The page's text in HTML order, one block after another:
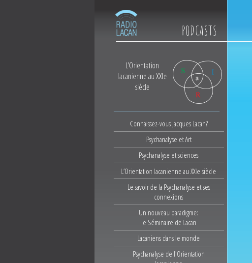
PODCASTS
L’Orientation
lacanienne au XXIe
siècle
Connaissez-vous Jacques Lacan?
Psychanalyse et Art
Psychanalyse et sciences
L’Orientation lacanienne au XXIe siècle
Le savoir de la Psychanalyse et ses
connexions
Un nouveau paradigme:
le Séminaire de Lacan
Lacaniens dans le monde
Psychanalyse de l'Orientation